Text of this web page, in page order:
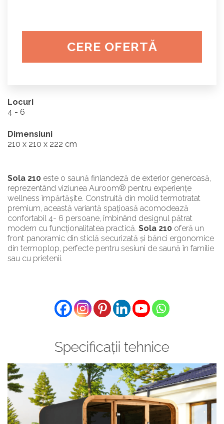
CERE OFERTĂ
Locuri
4 - 6
Dimensiuni
210 x 210 x 222 cm
Sola 210 este o saună finlandeză de exterior generoasă,
reprezentând viziunea Auroom® pentru experiențe
wellness împărtășite. Construită din molid termotratat
premium, această variantă spațioasă acomodează
confortabil 4- 6 persoane, îmbinând designul pătrat
modern cu funcționalitatea practică. Sola 210 oferă un
front panoramic din sticlă securizată și bănci ergonomice
din termoplop, perfecte pentru sesiuni de saună în familie
sau cu prietenii.
Specificații tehnice